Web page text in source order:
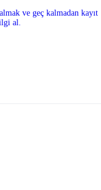
ve geç kalmadan kayıt
al.